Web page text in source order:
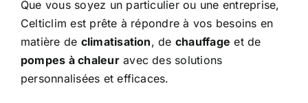
Que vous soyez un particulier ou une entreprise,
Celticlim est prête à répondre à vos besoins en
matière de climatisation, de chauffage et de
pompes à chaleuravec des solutions
personnalisées et efficaces.